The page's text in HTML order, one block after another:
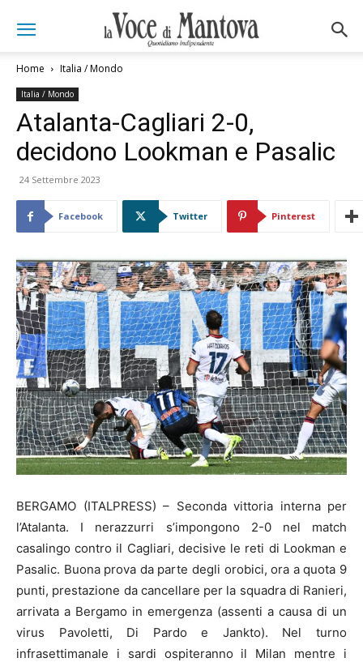
Home Italia / Mondo
Italia / Mondo
Atalanta-Cagliari 2-0,
decidono Lookman e Pasalic
24 Settembre 2023
Facebook Twitter Pinterest
BERGAMO (ITALPRESS) – Seconda vittoria interna per
l’Atalanta. I nerazzurri s’impongono 2-0 nel match
casalingo contro il Cagliari, decisive le reti di Lookman e
Pasalic. Buona prova da parte degli orobici, ora a quota 9
punti, prestazione da cancellare per la squadra di Ranieri,
arrivata a Bergamo in emergenza (assenti a causa di un
virus Pavoletti, Di Pardo e Jankto). Nel turno
infrasettimanale i sardi ospiteranno il Milan mentre i